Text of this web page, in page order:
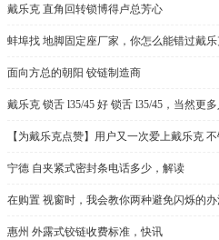
戴乐克 直角回转锁博得卢总芳心
蚌埠找 地脚固定座厂家，你怎么能错过戴
面向方总的朝阳 铰链制造商
戴乐克 锁舌 l35/45 好 锁舌 l35/45，当然更
【为戴乐克点赞】用户又一次爱上戴乐克
宁德 自夹紧式密封条电话多少，解读
在购置 视窗时，我会教你两种避免闪烁的
惠州 外露式铰链收费标准，快讯